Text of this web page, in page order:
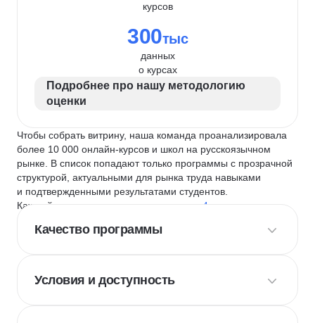
курсов
300тыс
данных
о курсах
Подробнее про нашу методологию
оценки
Чтобы собрать витрину, наша команда проанализировала
более 10 000 онлайн-курсов и школ на русскоязычном
рынке. В список попадают только программы с прозрачной
структурой, актуальными для рынка труда навыками
и подтвержденными результатами студентов.
Каждый курс и школу мы оцениваем по
4 критериям
Качество программы
Условия и доступность